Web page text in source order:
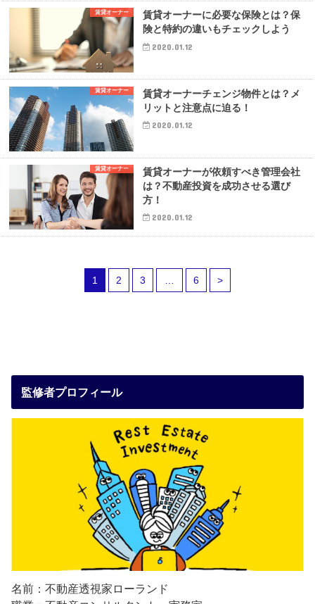
賃貸オーナー
賃貸オーナーに必要な保険とは？保
険と特約の違いもチェックしよう
2020.01.12
賃貸オーナー
賃貸オーナーチェンジ物件とは？メ
リットと注意点に迫る！
2020.01.12
賃貸オーナー
賃貸オーナーが依頼すべき管理会社
は？不動産投資を成功させる選び
方！
2020.01.12
1 2 3 … 6 >
監修者プロフィール
名前：不動産透視家ローランド